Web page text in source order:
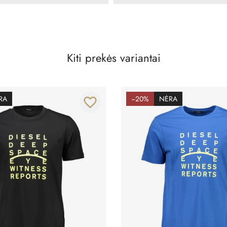
Kiti prekės variantai
favorite_border −20% NĖRA